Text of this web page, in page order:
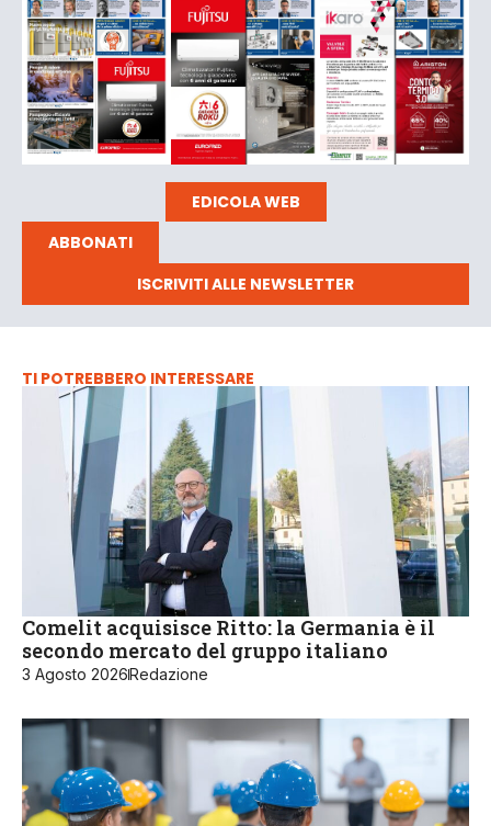
EDICOLA WEB
ABBONATI
ISCRIVITI ALLE NEWSLETTER
TI POTREBBERO INTERESSARE
Comelit acquisisce Ritto: la Germania è il
secondo mercato del gruppo italiano
3 Agosto 2026Redazione